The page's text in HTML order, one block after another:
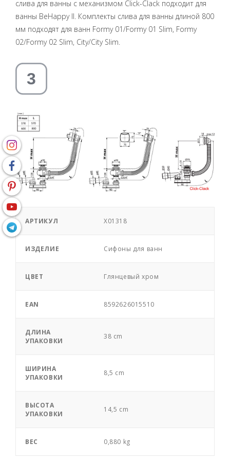
слива для ванны с механизмом Click-Clack подходит для
ванны BeHappy II. Комплекты слива для ванны длиной 800
мм подходят для ванн Formy 01/Formy 01 Slim, Formy
02/Formy 02 Slim, City/City Slim.
АРТИКУЛ X01318
ИЗДЕЛИЕ Сифоны для ванн
ЦВЕТ Глянцевый хром
EAN 8592626015510
ДЛИНА
УПАКОВКИ
38 cm
ШИРИНА
УПАКОВКИ
8,5 cm
ВЫСОТА
УПАКОВКИ
14,5 cm
ВЕС 0,880 kg